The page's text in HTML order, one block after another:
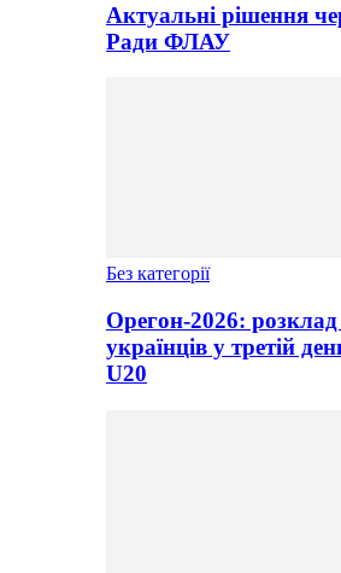
Актуальні рішення
Ради ФЛАУ
Без категорії
Орегон-2026: розклад
українців у третій
U20